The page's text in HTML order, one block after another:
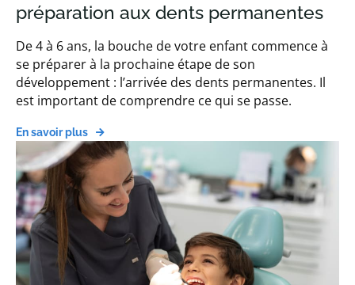
préparation aux dents permanentes
De 4 à 6 ans, la bouche de votre enfant commence à
se préparer à la prochaine étape de son
développement : l’arrivée des dents permanentes. Il
est important de comprendre ce qui se passe.
En savoir plus